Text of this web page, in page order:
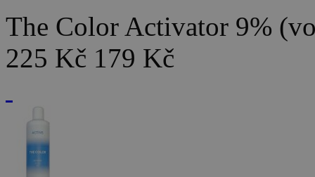
The Color Activator 9%
225 Kč 179 Kč